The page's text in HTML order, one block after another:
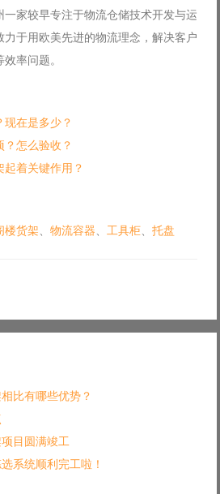
家较早专注于物流仓储技术开发与运
力于用欧美先进的物流理念，解决客户
率问题。
在是多少？
怎么验收？
着关键作用？
楼货架 物流容器 工具柜 托盘
比有哪些优势？
目圆满竣工
系统顺利完工啦！